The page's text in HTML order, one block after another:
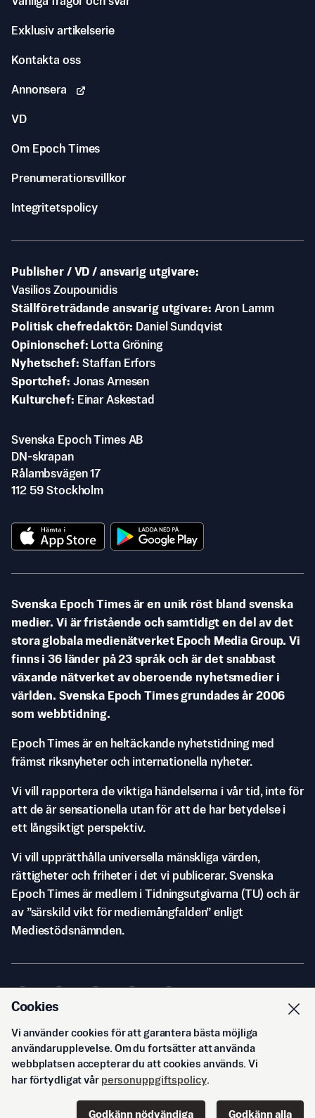
Exklusiv artikelserie
Kontakta oss
Annonsera
VD
Om Epoch Times
Prenumerationsvillkor
Integritetspolicy
Publisher / VD / ansvarig utgivare
Vasilios Zoupounidis
Ställföreträdande ansvarig utgivare Aron Lamm
Politisk chefredaktör
Daniel Sundqvist
Opinionschef
Lotta Gröning
Nyhetschef Staffan Erfors
Sportchef Jonas Arnesen
Kulturchef
Einar Askestad
Svenska Epoch Times AB
DN-skrapan
Rålambsvägen 17
112 59 Stockholm
Svenska Epoch Times är en unik röst bland svenska
medier. Vi är fristående och samtidigt en del av det
stora globala medienätverket Epoch Media Group. Vi
finns i 36 länder på 23 språk och är det snabbast
växande nätverket av oberoende nyhetsmedier i
världen. Svenska Epoch Times grundades år 2006
som webbtidning.
Epoch Times är en heltäckande nyhetstidning med
främst riksnyheter och internationella nyheter.
Vi vill rapportera de viktiga händelserna i vår tid, inte för
att de är sensationella utan för att de har betydelse i
ett långsiktigt perspektiv.
Vi vill upprätthålla universella mänskliga värden,
rättigheter och friheter i det vi publicerar. Svenska
Epoch Times är medlem i Tidningsutgivarna (TU) och är
av ”särskild vikt för mediemångfalden” enligt
Mediestödsnämnden.
© Svenska Epoch Times AB2026
Cookies
Vi använder cookies för att garantera bästa möjliga
användarupplevelse. Om du fortsätter att använda
webbplatsen accepterar du att cookies används. Vi
har förtydligat vår personuppgiftspolicy.
Godkänn nödvändiga Godkänn alla